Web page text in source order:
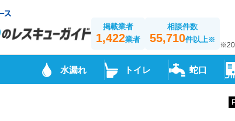
掲載業者
1,422業者
相談件数
55,710件以上※
水漏れ トイレ 蛇口